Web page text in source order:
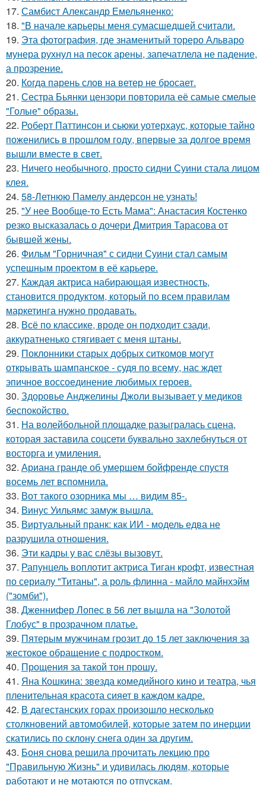
17. Самбист Александр Емельяненко:
18. "В начале карьеры меня сумасшедшей считали.
19. Эта фотография, где знаменитый тореро Альваро
мунера рухнул на песок арены, запечатлела не падение,
а прозрение.
20. Когда парень слов на ветер не бросает.
21. Сестра Бьянки цензори повторила её самые смелые
"Голые" образы.
22. Роберт Паттинсон и сьюки уотерхаус, которые тайно
поженились в прошлом году, впервые за долгое время
вышли вместе в свет.
23. Ничего необычного, просто сидни Суини стала лицом
клея.
24. 58-Летнюю Памелу андерсон не узнать!
25. "У нее Вообще-то Есть Мама": Анастасия Костенко
резко высказалась о дочери Дмитрия Тарасова от
бывшей жены.
26. Фильм "Горничная" с сидни Суини стал самым
успешным проектом в её карьере.
27. Каждая актриса набирающая известность,
становится продуктом, который по всем правилам
маркетинга нужно продавать.
28. Всё по классике, вроде он подходит сзади,
аккуратненько стягивает с меня штаны.
29. Поклонники старых добрых ситкомов могут
открывать шампанское - судя по всему, нас ждет
эпичное воссоединение любимых героев.
30. Здоровье Анджелины Джоли вызывает у медиков
беспокойство.
31. На волейбольной площадке разыгралась сцена,
которая заставила соцсети буквально захлебнуться от
восторга и умиления.
32. Ариана гранде об умершем бойфренде спустя
восемь лет вспомнила.
33. Вот такого озорника мы … видим 85-.
34. Винус Уильямс замуж вышла.
35. Виртуальный пранк: как ИИ - модель едва не
разрушила отношения.
36. Эти кадры у вас слёзы вызовут.
37. Рапунцель воплотит актриса Тиган крофт, известная
по сериалу "Титаны", а роль флинна - майло майнхэйм
("зомби").
38. Дженнифер Лопес в 56 лет вышла на "Золотой
Глобус" в прозрачном платье.
39. Пятерым мужчинам грозит до 15 лет заключения за
жестокое обращение с подростком.
40. Прощения за такой тон прошу.
41. Яна Кошкина: звезда комедийного кино и театра, чья
пленительная красота сияет в каждом кадре.
42. В дагестанских горах произошло несколько
столкновений автомобилей, которые затем по инерции
скатились по склону снега один за другим.
43. Боня снова решила прочитать лекцию про
"Правильную Жизнь" и удивилась людям, которые
работают и не мотаются по отпускам.